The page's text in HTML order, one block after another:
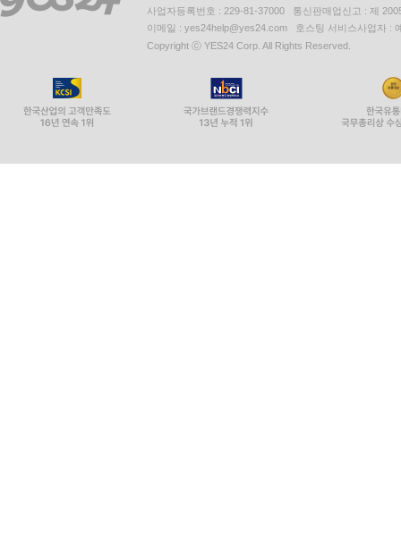
사업자등록번호 : 229-81-37000 통신판매업신고 : 제
이메일 : yes24help@yes24.com 호스팅 서비스사업자 :
Copyright ⓒ YES24 Corp. All Rights Reserved.